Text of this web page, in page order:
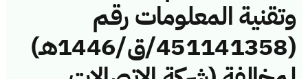
وتقنية المعلومات رقم
(451141358/ق/1446هـ)